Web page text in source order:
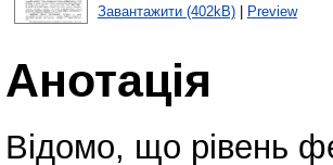
Завантажити (402kB)| Preview
Анотація
Відомо, що рівень